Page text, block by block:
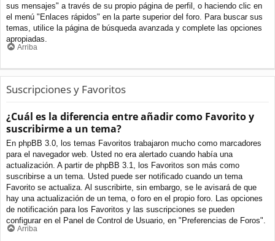
sus mensajes" a través de su propio página de perfil, o haciendo clic en
el menú "Enlaces rápidos" en la parte superior del foro. Para buscar sus
temas, utilice la página de búsqueda avanzada y complete las opciones
apropiadas.
Arriba
Suscripciones y Favoritos
¿Cuál es la diferencia entre añadir como Favorito y
suscribirme a un tema?
En phpBB 3.0, los temas Favoritos trabajaron mucho como marcadores
para el navegador web. Usted no era alertado cuando había una
actualización. A partir de phpBB 3.1, los Favoritos son más como
suscribirse a un tema. Usted puede ser notificado cuando un tema
Favorito se actualiza. Al suscribirte, sin embargo, se le avisará de que
hay una actualización de un tema, o foro en el propio foro. Las opciones
de notificación para los Favoritos y las suscripciones se pueden
configurar en el Panel de Control de Usuario, en "Preferencias de Foros".
Arriba